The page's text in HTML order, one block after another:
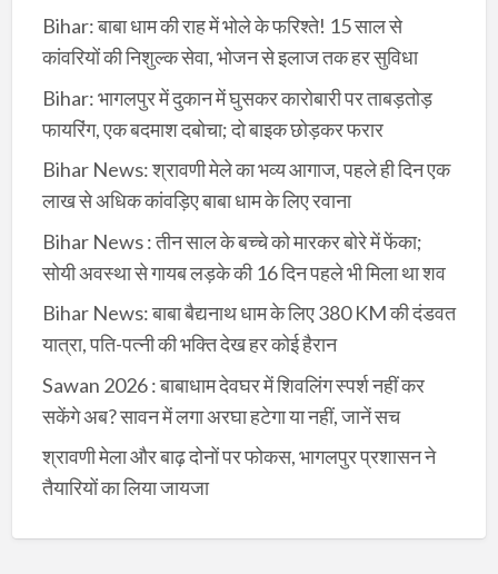
Bihar: बाबा धाम की राह में भोले के फरिश्ते! 15 साल से
कांवरियों की निशुल्क सेवा, भोजन से इलाज तक हर सुविधा
Bihar: भागलपुर में दुकान में घुसकर कारोबारी पर ताबड़तोड़
फायरिंग, एक बदमाश दबोचा; दो बाइक छोड़कर फरार
Bihar News: श्रावणी मेले का भव्य आगाज, पहले ही दिन एक
लाख से अधिक कांवड़िए बाबा धाम के लिए रवाना
Bihar News : तीन साल के बच्चे को मारकर बोरे में फेंका;
सोयी अवस्था से गायब लड़के की 16 दिन पहले भी मिला था शव
Bihar News: बाबा बैद्यनाथ धाम के लिए 380 KM की दंडवत
यात्रा, पति-पत्नी की भक्ति देख हर कोई हैरान
Sawan 2026 : बाबाधाम देवघर में शिवलिंग स्पर्श नहीं कर
सकेंगे अब? सावन में लगा अरघा हटेगा या नहीं, जानें सच
श्रावणी मेला और बाढ़ दोनों पर फोकस, भागलपुर प्रशासन ने
तैयारियों का लिया जायजा